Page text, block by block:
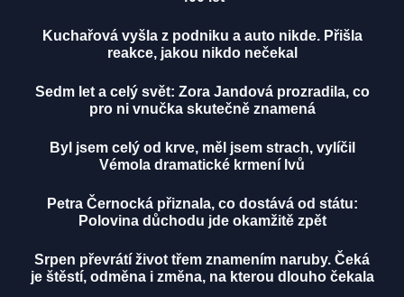
Kuchařová vyšla z podniku a auto nikde. Přišla
reakce, jakou nikdo nečekal
Sedm let a celý svět: Zora Jandová prozradila, co
pro ni vnučka skutečně znamená
Byl jsem celý od krve, měl jsem strach, vylíčil
Vémola dramatické krmení lvů
Petra Černocká přiznala, co dostává od státu:
Polovina důchodu jde okamžitě zpět
Srpen převrátí život třem znamením naruby. Čeká
je štěstí, odměna i změna, na kterou dlouho čekala